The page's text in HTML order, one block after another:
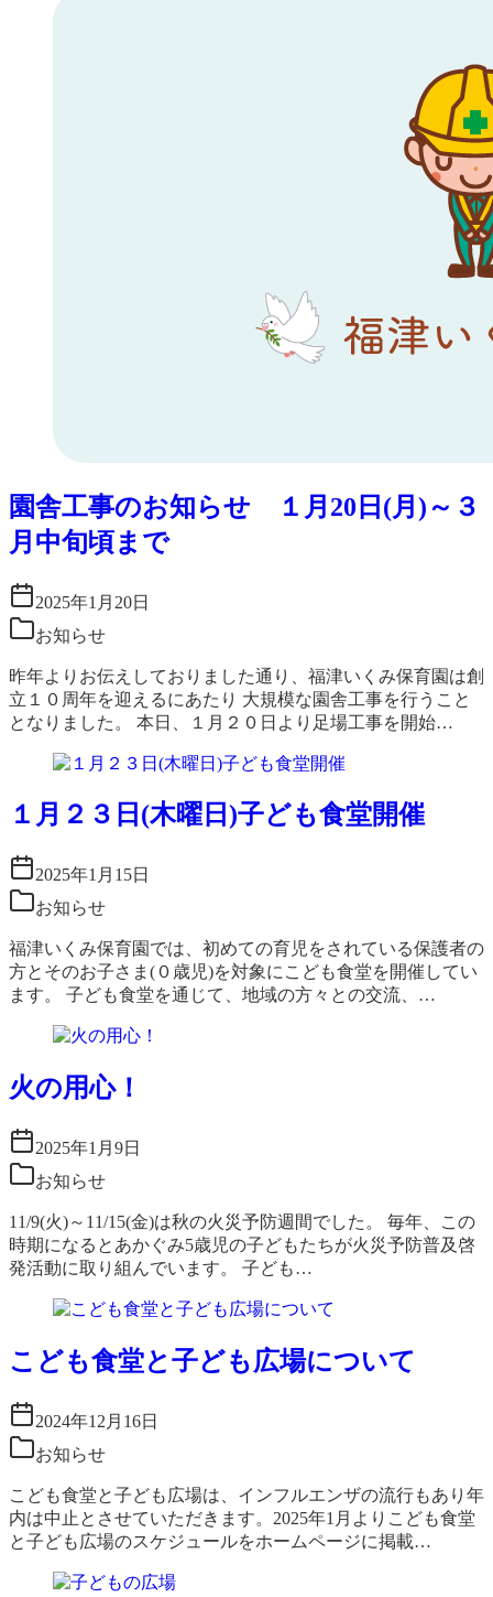
園舎工事のお知らせ １月20日(月)～３
月中旬頃まで
2025年1月20日
お知らせ
昨年よりお伝えしておりました通り、福津いくみ保育園は創
立１０周年を迎えるにあたり 大規模な園舎工事を行うこと
となりました。 本日、１月２０日より足場工事を開始…
１月２３日(木曜日)子ども食堂開催
2025年1月15日
お知らせ
福津いくみ保育園では、初めての育児をされている保護者の
方とそのお子さま(０歳児)を対象にこども食堂を開催してい
ます。 子ども食堂を通じて、地域の方々との交流、…
火の用心！
2025年1月9日
お知らせ
11/9(火)～11/15(金)は秋の火災予防週間でした。 毎年、この
時期になるとあかぐみ5歳児の子どもたちが火災予防普及啓
発活動に取り組んでいます。 子ども…
こども食堂と子ども広場について
2024年12月16日
お知らせ
こども食堂と子ども広場は、インフルエンザの流行もあり年
内は中止とさせていただきます。2025年1月よりこども食堂
と子ども広場のスケジュールをホームページに掲載…